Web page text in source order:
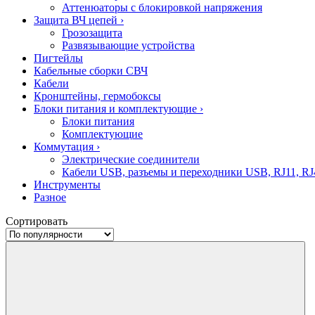
Аттенюаторы с блокировкой напряжения
Защита ВЧ цепей ›
Грозозащита
Развязывающие устройства
Пигтейлы
Кабельные сборки СВЧ
Кабели
Кронштейны, гермобоксы
Блоки питания и комплектующие ›
Блоки питания
Комплектующие
Коммутация ›
Электрические соединители
Кабели USB, разъемы и переходники USB, RJ11,
Инструменты
Разное
Сортировать